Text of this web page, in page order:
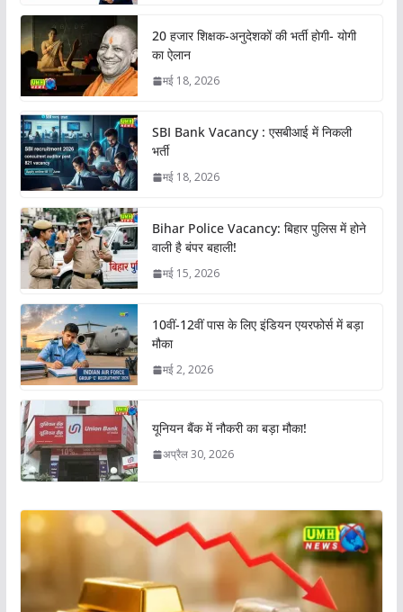
20 हजार शिक्षक-अनुदेशकों की भर्ती होगी- योगी
का ऐलान
मई 18, 2026
SBI Bank Vacancy : एसबीआई में निकली
भर्ती
मई 18, 2026
Bihar Police Vacancy: बिहार पुलिस में होने
वाली है बंपर बहाली!
मई 15, 2026
10वीं-12वीं पास के लिए इंडियन एयरफोर्स में बड़ा
मौका
मई 2, 2026
यूनियन बैंक में नौकरी का बड़ा मौका!
अप्रैल 30, 2026